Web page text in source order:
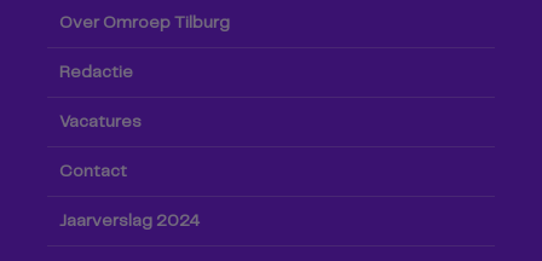
Over Omroep Tilburg
Redactie
Vacatures
Contact
Jaarverslag 2024